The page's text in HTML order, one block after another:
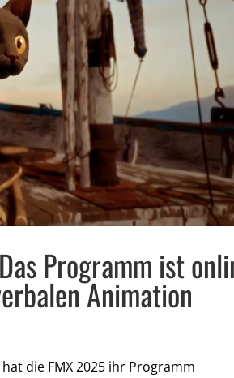
Programm ist
Animation
die FMX 2025 ihr Programm